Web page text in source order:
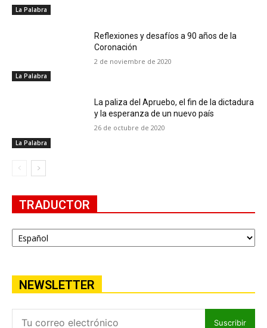
La Palabra
La Palabra
Reflexiones y desafíos a 90 años de la
Coronación
2 de noviembre de 2020
La Palabra
La paliza del Apruebo, el fin de la dictadura
y la esperanza de un nuevo país
26 de octubre de 2020
TRADUCTOR
NEWSLETTER
Suscribir